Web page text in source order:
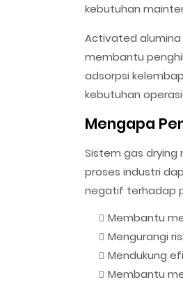
kebutuhan
Activated alumina
membantu
adsorpsi
kebutuhan
Mengapa
Sistem gas drying
proses industri
negatif terhadap
Membantu
Mengurangi
Mendukung
Membantu